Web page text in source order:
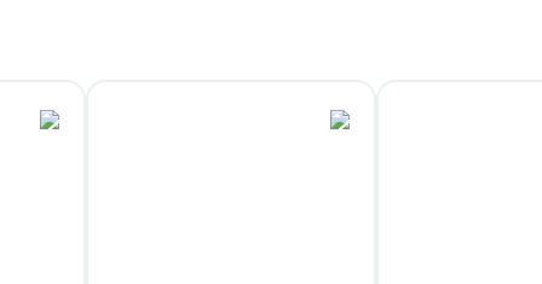
پیش‌بردن ماجرا نیست، بلکه دریچه‌ای برای ورود به جهانی
مختلف توقف داشته باشند و هر بار به انگیزه‌ها، شیوه زندگی و